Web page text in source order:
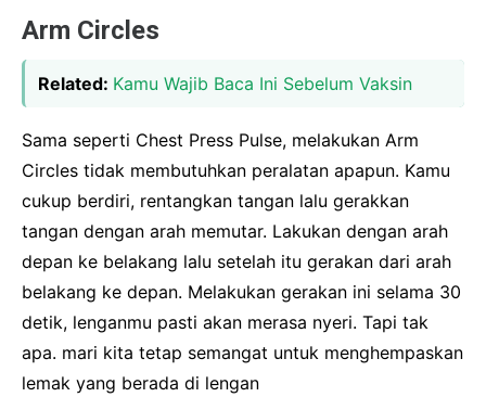
Arm Circles
Related: Kamu Wajib Baca Ini Sebelum Vaksin
Sama seperti Chest Press Pulse, melakukan Arm
Circles tidak membutuhkan peralatan apapun. Kamu
cukup berdiri, rentangkan tangan lalu gerakkan
tangan dengan arah memutar. Lakukan dengan arah
depan ke belakang lalu setelah itu gerakan dari arah
belakang ke depan. Melakukan gerakan ini selama 30
detik, lenganmu pasti akan merasa nyeri. Tapi tak
apa. mari kita tetap semangat untuk menghempaskan
lemak yang berada di lengan